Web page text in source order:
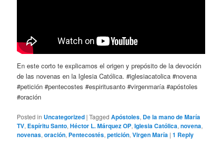
En este corto te explicamos el origen y prepósito de la devoción
de las novenas en la Iglesia Católica. #iglesiacatolica #novena
#petición #pentecostes #espiritusanto #virgenmaría #apóstoles
#oración
Posted in Uncategorized |Tagged Apóstoles, De la mano de María
TV, Espíritu Santo,Héctor L. Márquez OP,Iglesia Católica,novena,
novenas,oración, Pentecostés,petición,Virgen María |1 Reply